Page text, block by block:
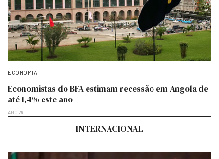
ECONOMIA
Economistas do BFA estimam recessão em Angola de
até 1,4% este ano
AGO 29
INTERNACIONAL